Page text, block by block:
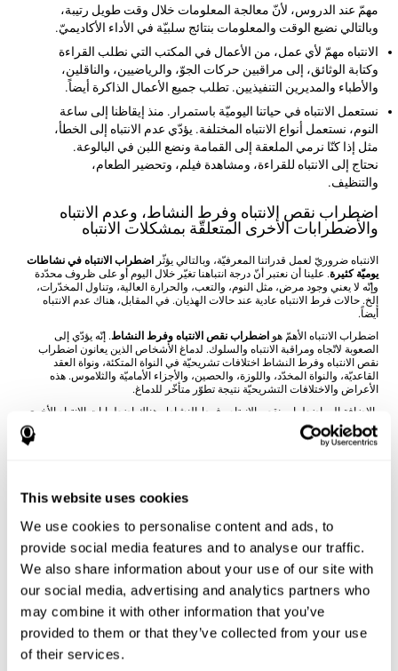
This website uses cookies
We use cookies to personalise content and ads, to
provide social media features and to analyse our traffic.
We also share information about your use of our site with
our social media, advertising and analytics partners who
may combine it with other information that you’ve
provided to them or that they’ve collected from your use
of their services.
مهمّ عند الدروس، لأنّ معالجة المعلومات خلال وقت طويل رتيبة،
وبالتالي نضيع الوقت والمعلومات بنتائج سلبيّة في الأداء الأكاديميّ.
الانتباه مهمّ لأي عمل، من الأعمال في المكتب التي نطلب القراءة
وكتابة الوثائق، إلى مراقبين حركات الجوّ، والرياضيين، والناقلين،
والأطباء والمديرين التنفيذيين. تطلب جميع الأعمال الذاكرة أيضاً.
نستعمل الانتباه في حياتنا اليوميّة باستمرار. منذ إيقاظنا إلى ساعة
النوم، نستعمل أنواع الانتباه المختلفة. يؤدّي عدم الانتباه إلى الخطأ،
مثل إذا كنّا نرمي الملعقة إلى القمامة ونضع اللبن في البالوعة.
نحتاج إلى الانتباه للقراءة، ومشاهدة فيلم، وتحضير الطعام،
والتنظيف.
اضطراب نقص الانتباه وفرط النشاط، وعدم الانتباه
والأضطرابات الأخرى المتعلقّة بمشكلات الانتباه
الانتباه ضروريّ لعمل قدراتنا المعرفيّة، وبالتالي يؤثّر
اضطراب الانتباه في نشاطات
يوميّة كثيرة. علينا أن نعتبر أنّ درجة انتباهنا تغيّر خلال اليوم أو على ظروف محدّدة
وإنّه لا يعني وجود مرض، مثل النوم، والتعب، والحرارة العالية، وتناول المخدّرات،
إلخ. حالات فرط الانتباه عادية عند حالات الهذيان. في المقابل، هناك عدم الانتباه
أيضاً.
اضطراب الانتباه الأهمّ هو اضطراب نقص الانتباه وفرط النشاط. إنّه يؤدّي إلى
الصعوبة لاتّجاه ومراقبة الانتباه والسلوك. لدماغ الأشخاص الذين يعانون اضطراب
نقص الانتباه وفرط النشاط اختلافات تشريحيّة في النواة المتكئة، ونواة العقد
القاعديّة، والنواة المخدّد، واللوزة، والحصين، والأجزاء الأماميّة والثلاموس. هذه
الأعراض والاختلافات التشريحيّة نتيجة تطوّر متأخّر للدماغ.
بالإضافة إلى اضطراب نقص الانبتاه وفرط النشاط، هناك اضطرابات الانتباه الأخرى.
حالات تغيّر الوعي، مثل
المركّز ومعالجات الانتباه المعقّدة. يؤدّي ضرر دماغي إلى هذه الاضطرابات، مثل
القلق والاكتئاب
، ولكن يتّجه إلى المحفزات
كيف يقايس ونقيّم الانتباه؟
يساعد تقييم الانتباه على مجال الحياة المختلف: المجال الأكاديمي
(إذا كان الطالب
يحتاج إلى المساعدة على الدرس)،المجال الطبيّ(إذا كان المريض قادراً على إجراء
حياته بدون مساعدة) والمجال المهني(إذا كان العامل قادراً على إتمام عمله بطريقة
التقييم الفسيّ-العصبيّ الكامل
يمكننا تقييم الانتباه والمهارات المعرفيّة
الأخرى بدقّة. هناك في كوجنيفيتمجموعة الاختبارات التي تقيّم معالجات الانتباه،
مثل الانتباه المركّز والانتباه المقسّم. ترتكز الروائز التي يستخدمها كوجنيفيت على
رائز Stroop، وارائز Variables Of Attention (TOVA), Hooper Visual